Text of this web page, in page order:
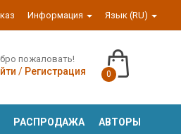
Информация Язык (RU)
пожаловать!
/ Регистрация 0
РАСПРОДАЖА АВТОРЫ